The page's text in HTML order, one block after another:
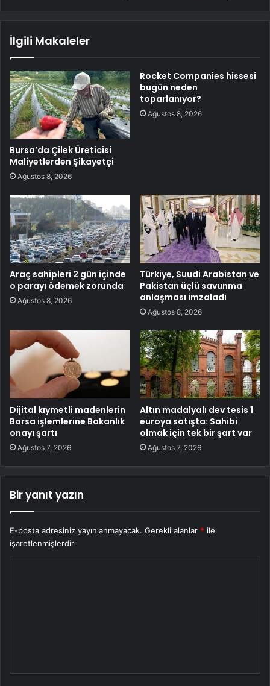
İlgili Makaleler
Bursa’da Çilek Üreticisi
Maliyetlerden Şikayetçi
Ağustos 8, 2026
Rocket Companies hissesi
bugün neden
toparlanıyor?
Ağustos 8, 2026
Araç sahipleri 2 gün içinde
o parayı ödemek zorunda
Ağustos 8, 2026
Türkiye, Suudi Arabistan ve
Pakistan üçlü savunma
anlaşması imzaladı
Ağustos 8, 2026
Dijital kıymetli madenlerin
Borsa işlemlerine Bakanlık
onayı şartı
Ağustos 7, 2026
Altın madalyalı dev tesis 1
euroya satışta: Sahibi
olmak için tek bir şart var
Ağustos 7, 2026
Bir yanıt yazın
E-posta adresiniz yayınlanmayacak. Gerekli alanlar * ile
işaretlenmişlerdir